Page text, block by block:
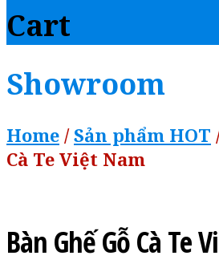
Cart
Showroom
Home /Sản phẩm HOT
Cà Te Việt Nam
Bàn Ghế Gỗ Cà Te